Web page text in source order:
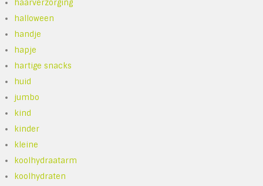
haarverzorging
halloween
handje
hapje
hartige snacks
huid
jumbo
kind
kinder
kleine
koolhydraatarm
koolhydraten